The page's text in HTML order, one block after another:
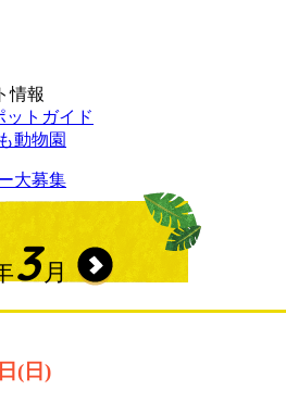
情報
ットガイド
動物園
3 月
(日)